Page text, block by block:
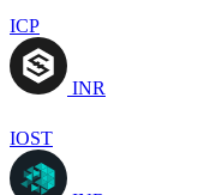
ICP
INR
IOST